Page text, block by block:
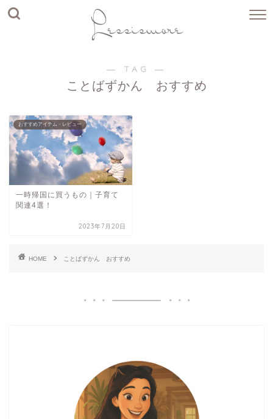
― TAG ―
ことばずかん おすすめ
おすすめアイテム・レビュー
一時帰国に買うもの｜子育て
関連4選！
2023年7月20日
HOME ことばずかん おすすめ